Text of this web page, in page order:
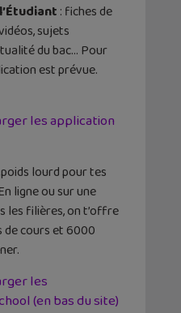
: fiches de
sujets
du bac… Pour
est prévue.
les application
lourd pour tes
ligne ou sur une
les filières, on t’offre
de cours et 6000
les
(en bas du site)